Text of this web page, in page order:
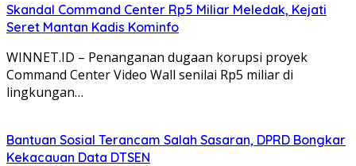
Skandal Command Center Rp5 Miliar Meledak, Kejati
Seret Mantan Kadis Kominfo
WINNET.ID – Penanganan dugaan korupsi proyek
Command Center Video Wall senilai Rp5 miliar di
lingkungan…
Bantuan Sosial Terancam Salah Sasaran, DPRD Bongkar
Kekacauan Data DTSEN